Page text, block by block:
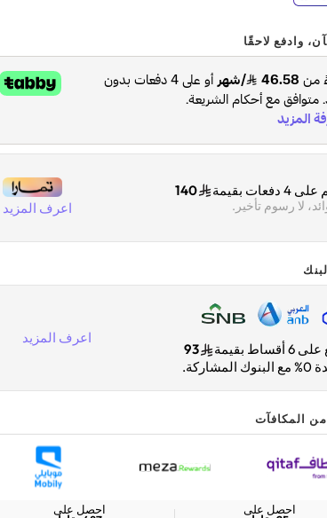
وادفع لاحقًا
دفعات بقيمة 140
لا رسوم تأخير. اعرف المزيد
أقساط بقيمة
93
المشاركة.
اعرف المزيد
من المكافآت
احصل على احصل على